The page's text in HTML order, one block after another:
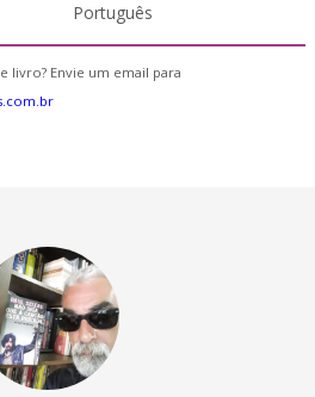
Português
livro? Envie um email para